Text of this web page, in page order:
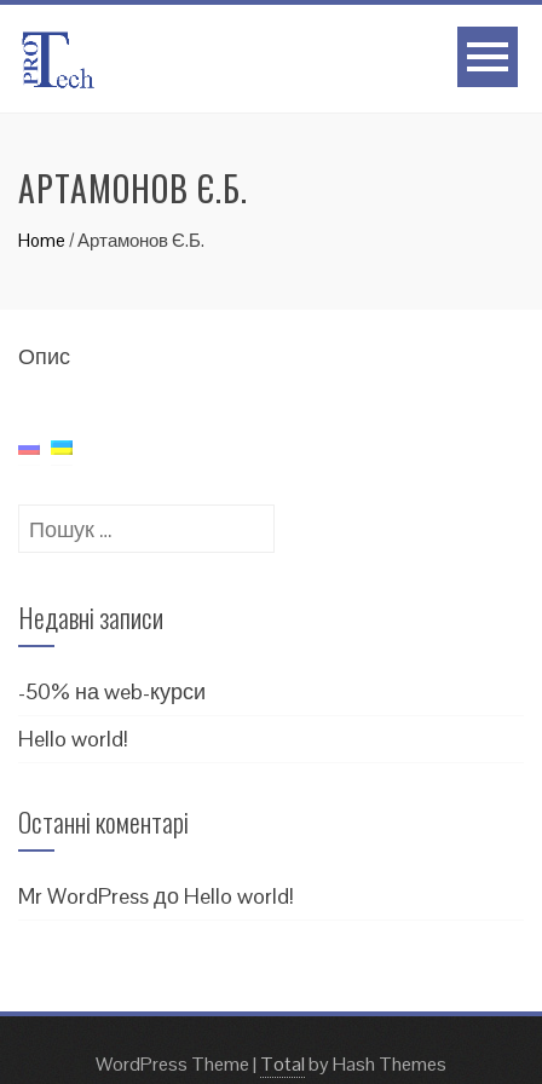
АРТАМОНОВ Є.Б.
Home /Артамонов Є.Б.
Опис
Пошук:
Недавні записи
-50% на web-курси
Hello world!
Останні коментарі
Mr WordPressдо Hello world!
WordPress Theme| Totalby Hash Themes